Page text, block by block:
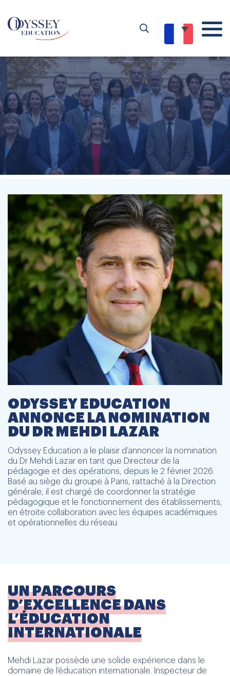
ODYSSEY EDUCATION
ANNONCE LA NOMINATION
DU DR MEHDI LAZAR
Odyssey Education a le plaisir d’annoncer la nomination
du Dr Mehdi Lazar en tant que Directeur de la
pédagogie et des opérations, depuis le 2 février 2026.
Basé au siège du groupe à Paris, rattaché à la Direction
générale, il est chargé de coordonner la stratégie
pédagogique et le fonctionnement des établissements,
en étroite collaboration avec les équipes académiques
et opérationnelles du réseau.
UN PARCOURS
D’EXCELLENCE DANS
L’ÉDUCATION
INTERNATIONALE
Mehdi Lazar possède une solide expérience dans le
domaine de l’éducation internationale. Inspecteur de